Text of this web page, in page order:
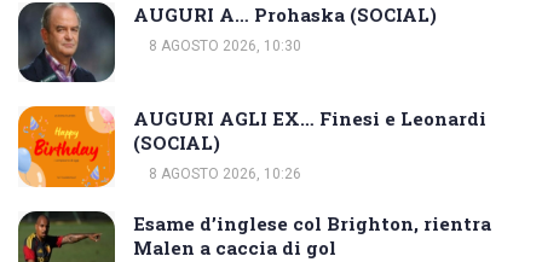
AUGURI A… Prohaska (SOCIAL)
8 AGOSTO 2026, 10:30
AUGURI AGLI EX… Finesi e Leonardi
(SOCIAL)
8 AGOSTO 2026, 10:26
Esame d’inglese col Brighton, rientra
Malen a caccia di gol